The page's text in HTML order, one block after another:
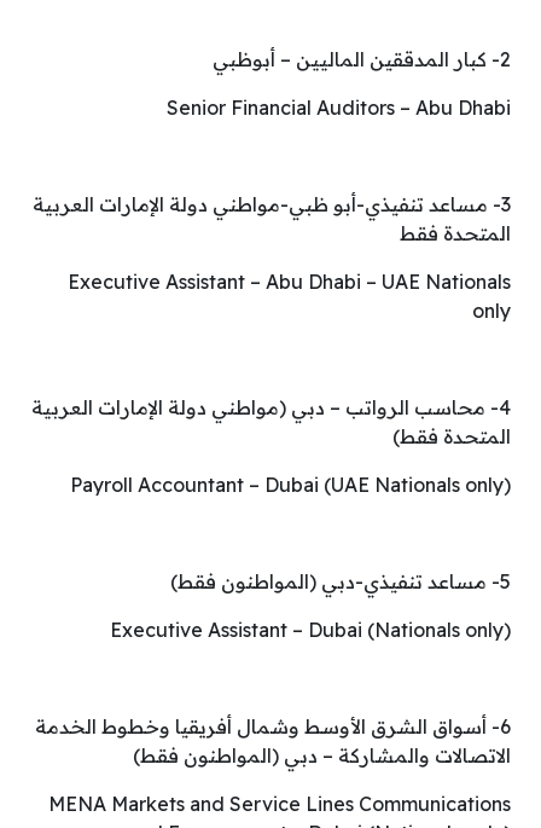
2- كبار المدققين الماليين – أبوظبي
Senior Financial Auditors – Abu Dhabi
3- مساعد تنفيذي-أبو ظبي-مواطني دولة الإمارات العربية
المتحدة فقط
Executive Assistant – Abu Dhabi – UAE Nationals
only
4- محاسب الرواتب – دبي (مواطني دولة الإمارات العربية
المتحدة فقط)
Payroll Accountant – Dubai (UAE Nationals only)
5- مساعد تنفيذي-دبي (المواطنون فقط)
Executive Assistant – Dubai (Nationals only)
6- أسواق الشرق الأوسط وشمال أفريقيا وخطوط الخدمة
الاتصالات والمشاركة – دبي (المواطنون فقط)
MENA Markets and Service Lines Communications